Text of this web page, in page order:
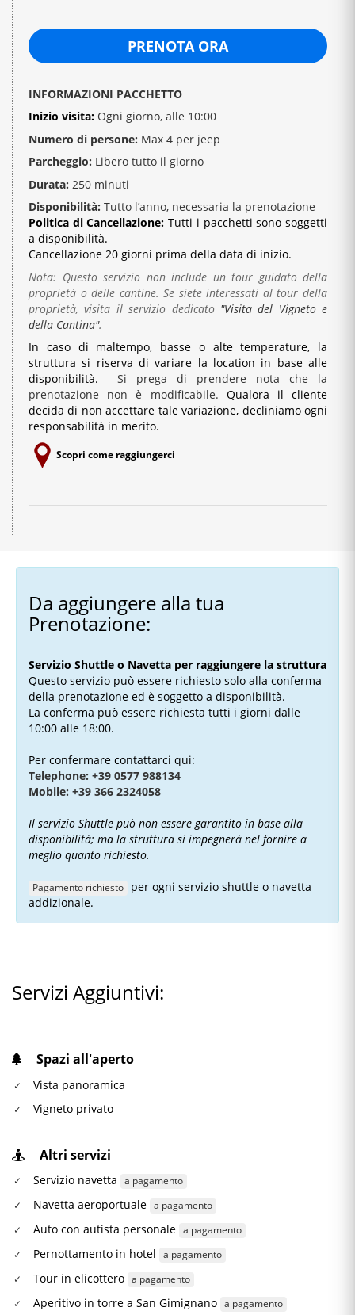
PRENOTA ORA
INFORMAZIONI PACCHETTO
Inizio visita: Ogni giorno, alle 10:00
Numero di persone: Max 4 per jeep
Parcheggio: Libero tutto il giorno
Durata: 250 minuti
Disponibilità: Tutto l’anno, necessaria la prenotazione
Politica di Cancellazione:Tutti i pacchetti sono soggetti
a disponibilità.
Cancellazione 20 giorni prima della data di inizio.
Nota: Questo servizio non include un tour guidato della
proprietà o delle cantine. Se siete interessati al tour della
proprietà, visita il servizio dedicato "Visita del Vigneto e
della Cantina".
In caso di maltempo, basse o alte temperature, la
struttura si riserva di variare la location in base alle
disponibilità. Si prega di prendere nota che la
prenotazione non è modificabile. Qualora il cliente
decida di non accettare tale variazione, decliniamo ogni
responsabilità in merito.
Scopri come raggiungerci
Da aggiungere alla tua
Prenotazione:
Servizio Shuttle o Navetta per raggiungere la struttura
Questo servizio può essere richiesto solo alla conferma
della prenotazione ed è soggetto a disponibilità.
La conferma può essere richiesta tutti i giorni dalle
10:00 alle 18:00.
Per confermare contattarci qui:
Telephone: +39 0577 988134
Mobile: +39 366 2324058
Il servizio Shuttle può non essere garantito in base alla
disponibilità; ma la struttura si impegnerà nel fornire a
meglio quanto richiesto.
Pagamento richiesto per ogni servizio shuttle o navetta
addizionale.
Servizi Aggiuntivi:
Spazi all'aperto
Vista panoramica
Vigneto privato
Altri servizi
Servizio navetta a pagamento
Navetta aeroportuale a pagamento
Auto con autista personale a pagamento
Pernottamento in hotel a pagamento
Tour in elicottero a pagamento
Aperitivo in torre a San Gimignano a pagamento